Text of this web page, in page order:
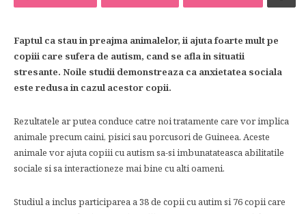
Faptul ca stau in preajma animalelor, ii ajuta foarte mult pe
copiii care sufera de autism, cand se afla in situatii
stresante. Noile studii demonstreaza ca anxietatea sociala
este redusa in cazul acestor copii.
Rezultatele ar putea conduce catre noi tratamente care vor implica
animale precum caini, pisici sau porcusori de Guineea. Aceste
animale vor ajuta copiii cu autism sa-si imbunatateasca abilitatile
sociale si sa interactioneze mai bine cu alti oameni.
Studiul a inclus participarea a 38 de copii cu autim si 76 copii care